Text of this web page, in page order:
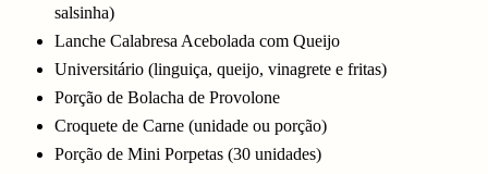
salsinha)
Lanche Calabresa Acebolada com Queijo
Universitário (linguiça, queijo, vinagrete e fritas)
Porção de Bolacha de Provolone
Croquete de Carne (unidade ou porção)
Porção de Mini Porpetas (30 unidades)